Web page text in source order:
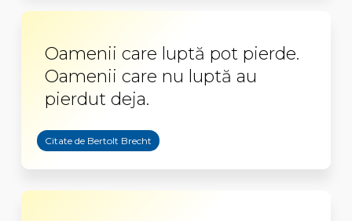
Oamenii care luptă pot pierde.
Oamenii care nu luptă au
pierdut deja.
Citate de Bertolt Brecht